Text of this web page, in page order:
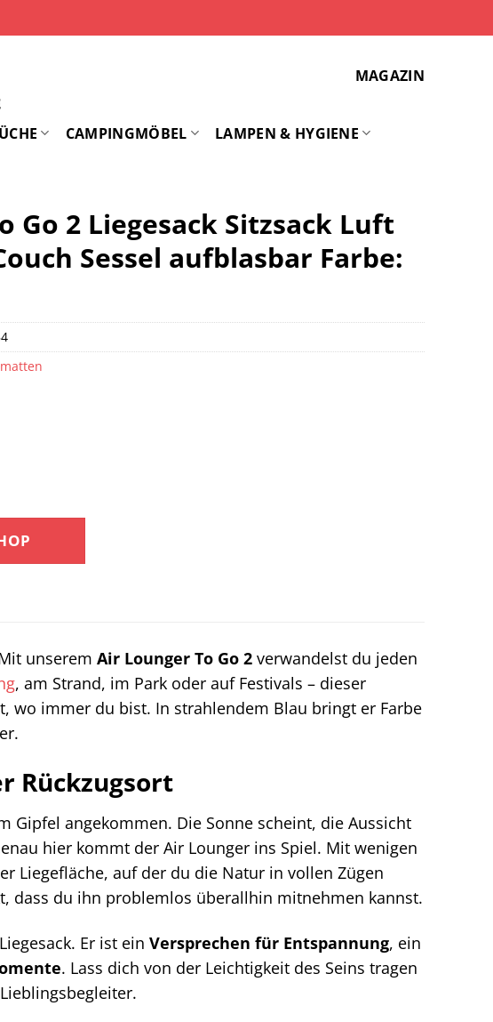
MAGAZIN
CAMPINGMÖBEL LAMPEN & HYGIENE
Go 2 Liegesack Sitzsack Luft
Sessel aufblasbar Farbe:
unseremAir Lounger To Go 2 verwandelst du jeden
, am Strand, im Park oder auf Festivals – dieser
wo immer du bist. In strahlendem Blau bringt er Farbe
Rückzugsort
Gipfel angekommen. Die Sonne scheint, die Aussicht
hier kommt der Air Lounger ins Spiel. Mit wenigen
Liegefläche, auf der du die Natur in vollen Zügen
dass du ihn problemlos überallhin mitnehmen kannst.
Er ist einVersprechen für Entspannung, ein
. Lass dich von der Leichtigkeit des Seins tragen